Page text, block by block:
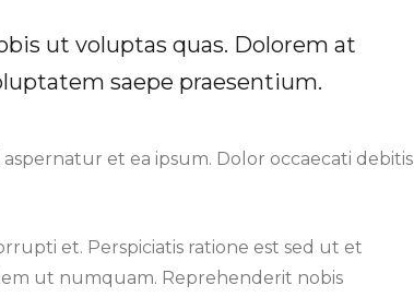
ut voluptas quas. Dolorem at
saepe praesentium.
et ea ipsum. Dolor occaecati debitis
et. Perspiciatis ratione est sed ut et
ut numquam. Reprehenderit nobis